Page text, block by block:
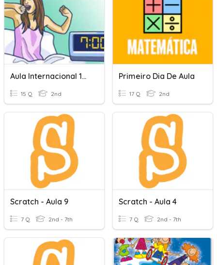
Aula Internacional 1_6
15 Q 2nd
Primeiro Dia De Aula
17 Q 2nd
Scratch - Aula 9
7 Q 2nd - 7th
Scratch - Aula 4
7 Q 2nd - 7th